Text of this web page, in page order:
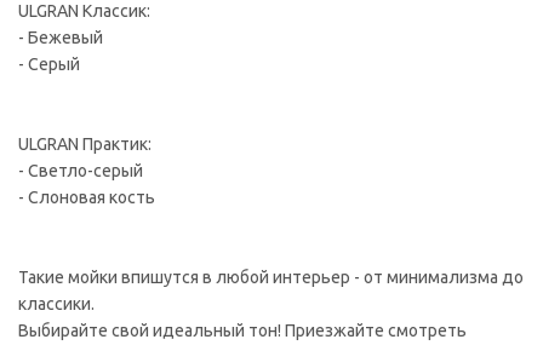
ULGRAN Классик:
- Бежевый
- Серый
ULGRAN Практик:
- Светло-серый
- Слоновая кость
Такие мойки впишутся в любой интерьер - от минимализма до
классики.
Выбирайте свой идеальный тон! Приезжайте смотреть